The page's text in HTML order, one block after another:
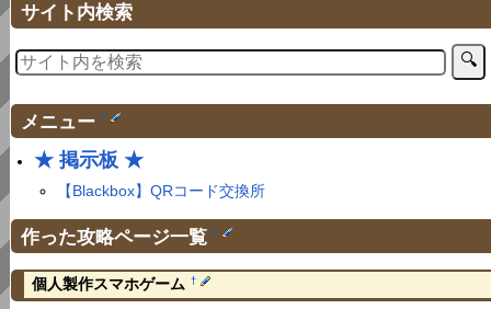
サイト内検索
メニュー †
★ 掲示板 ★
【Blackbox】QRコード交換所
作った攻略ページ一覧 †
個人製作スマホゲーム †